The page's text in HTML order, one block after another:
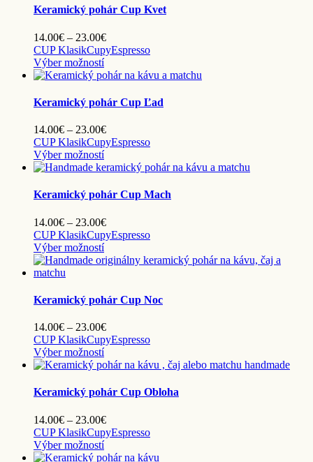
produktu.
viacero
variantov.
Možnosti
si
môžete
vybrať
na
produktu.
Keramický pohár Cup Kvet
14.00€ – 23.00€Price
range:
through
CUP KlasikCupyEspresso
Výber možnostíTento
produkt
viacero
variantov.
Možnosti
si
môžete
vybrať
na
produktu.
Keramický pohár Cup Ľad
14.00€ – 23.00€Price
range:
through
CUP KlasikCupyEspresso
Výber možnostíTento
produkt
viacero
variantov.
Možnosti
si
môžete
vybrať
na
Keramický pohár Cup Mach
14.00€ – 23.00€Price
range:
through
CUP KlasikCupyEspresso
Výber možnostíTento
produkt
variantov.
Možnosti
si
môžete
vybrať
na
stránke
Keramický pohár Cup Noc
14.00€ – 23.00€Price
range:
through
CUP KlasikCupyEspresso
Výber možnostíTento
produkt
viacero
variantov.
Možnosti
si
môžete
vybrať
Keramický pohár Cup Obloha
14.00€ – 23.00€Price
range:
through
CUP KlasikCupyEspresso
Výber možnostíTento
produkt